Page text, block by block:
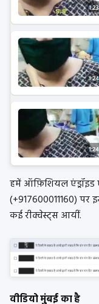
हमें ऑफ़िशियल
(+917600011160) पर
कई रीक्वेस्ट्स आयीं.
वीडियो मुंबई का है